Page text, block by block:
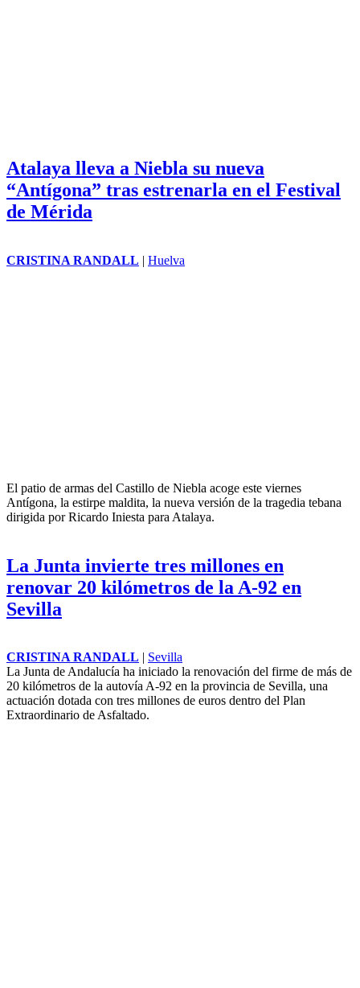
Atalaya lleva a Niebla su nueva
“Antígona” tras estrenarla en el Festival
de Mérida
CRISTINA RANDALL | Huelva
El patio de armas del Castillo de Niebla acoge este viernes
Antígona, la estirpe maldita, la nueva versión de la tragedia tebana
dirigida por Ricardo Iniesta para Atalaya.
La Junta invierte tres millones en
renovar 20 kilómetros de la A-92 en
Sevilla
CRISTINA RANDALL
Sevilla
La Junta de Andalucía ha iniciado la renovación del firme de más de
20 kilómetros de la autovía A-92 en la provincia de Sevilla, una
actuación dotada con tres millones de euros dentro del Plan
Extraordinario de Asfaltado.